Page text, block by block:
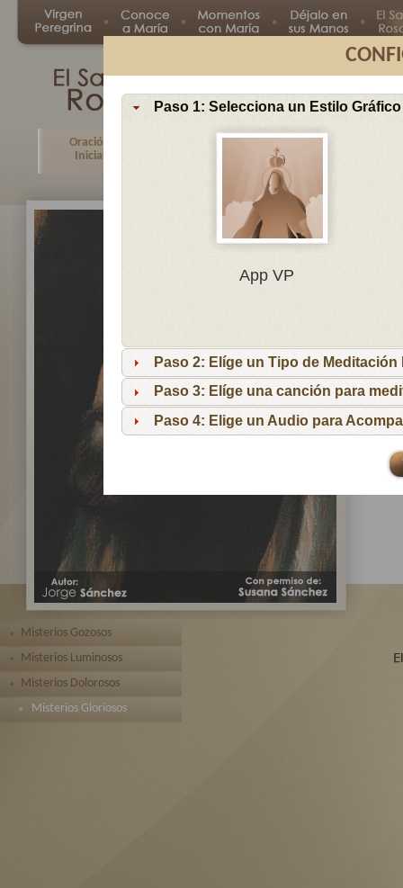
Paso 1: Selecciona un Estilo Gráfico
App VP
Paso 2: Elíge un Tipo de Meditación
Paso 3: Elíge una canción para
Paso 4: Elige un Audio para
Oración
Inicial
Misterio
Misterios Gozosos
Misterios Luminosos
Misterios Dolorosos
Misterios Gloriosos